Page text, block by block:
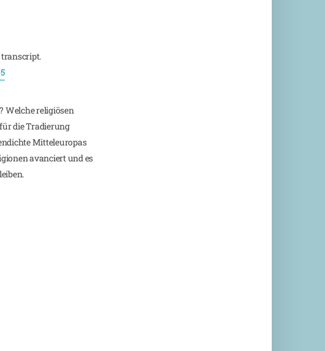
transcript.
Welche religiösen
die Tradierung
Mitteleuropas
avanciert und es